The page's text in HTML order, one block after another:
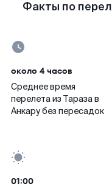
Факты по
около 4 часов
Среднее время
перелета из Тараза в
Анкару без пересадок
01:00